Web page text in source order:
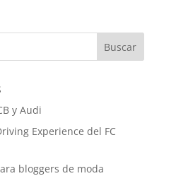
y Audi
Experience del FC
bloggers de moda